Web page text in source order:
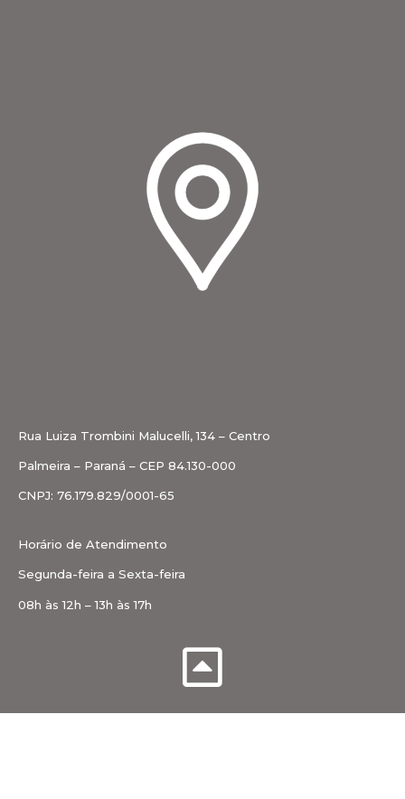
Rua Luiza Trombini Malucelli, 134 – Centro
Palmeira – Paraná – CEP 84.130-000
CNPJ: 76.179.829/0001-65
Horário de Atendimento
Segunda-feira a Sexta-feira
08h às 12h – 13h às 17h